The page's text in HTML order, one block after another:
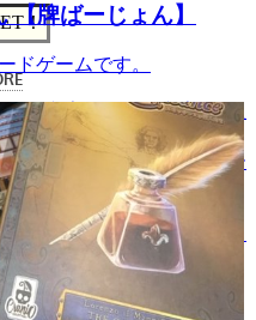
！
牌ばーじょん】
ドゲームです。
、2文字を1組、3文字を4組
とを目指します。「牌ば
ポン」「ロン」などのルー
さがアップしています。
けなので、麻雀を遊んだこ
す！